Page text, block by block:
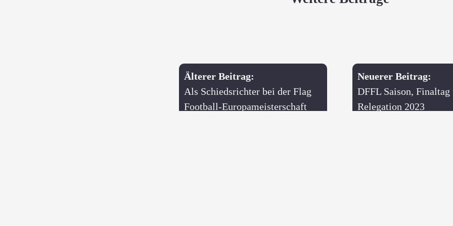
Älterer Beitrag:
Als Schiedsrichter bei der Flag
Football-Europameisterschaft
Neuerer Beitrag:
DFFL Saison, Finaltag
Relegation 2023